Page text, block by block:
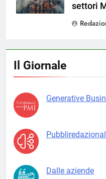
settori
Il Giornale
Generative
Dalle aziende